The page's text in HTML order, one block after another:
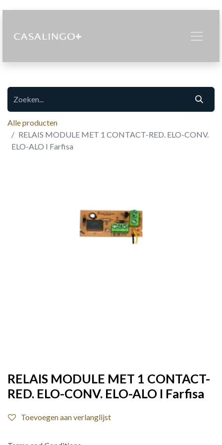
Alle producten
RELAIS MODULE MET 1 CONTACT-RED. ELO-CONV.
ELO-ALO I Farfisa
RELAIS MODULE MET 1 CONTACT-
RED. ELO-CONV. ELO-ALO I Farfisa
Toevoegen aan verlanglijst